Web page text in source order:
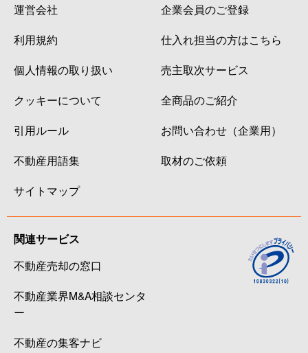
運営会社
利用規約
個人情報の取り扱い
クッキーについて
引用ルール
不動産用語集
サイトマップ
企業会員のご登録
仕入れ担当の方はこちら
売主取次サービス
全商品のご紹介
お問い合わせ（企業用）
取材のご依頼
関連サービス
不動産売却の窓口
不動産業界M&A相談センタ
ー
不動産の集客ナビ